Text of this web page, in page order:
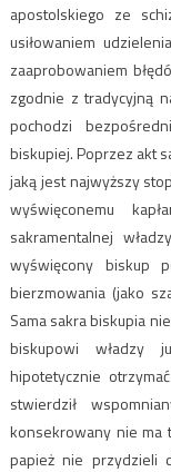
apostolskiego ze
usiłowaniem
zaaprobowaniem
zgodnie z tradycyjną
pochodzi
biskupiej. Poprzez akt
jaką jest najwyższy
wyświęconemu
sakramentalnej
wyświęcony biskup
bierzmowania (jako
Sama sakra biskupia
biskupowi władzy
hipotetycznie
stwierdził
konsekrowany nie ma
papież nie przydzieli